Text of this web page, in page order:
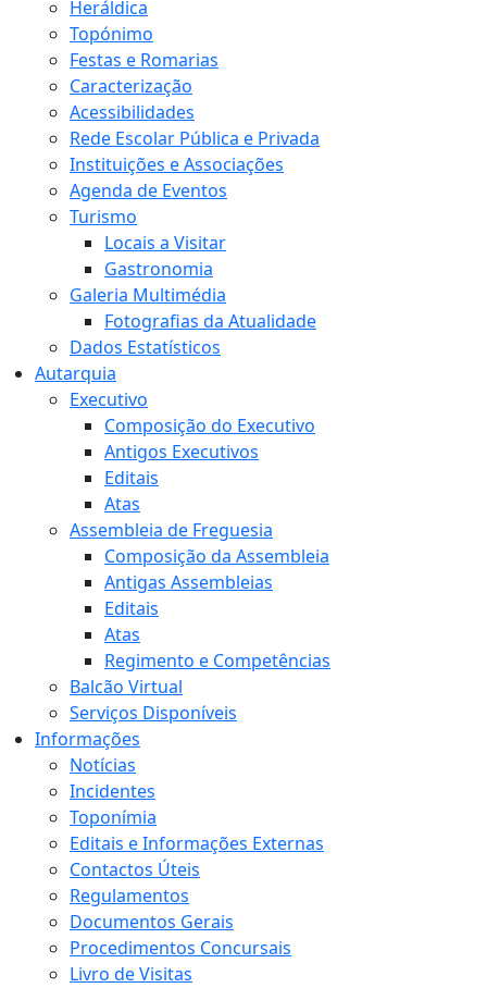
Heráldica
Topónimo
Festas e Romarias
Caracterização
Acessibilidades
Rede Escolar Pública e Privada
Instituições e Associações
Agenda de Eventos
Turismo
Locais a Visitar
Gastronomia
Galeria Multimédia
Fotografias da Atualidade
Dados Estatísticos
Autarquia
Executivo
Composição do Executivo
Antigos Executivos
Editais
Atas
Assembleia de Freguesia
Composição da Assembleia
Antigas Assembleias
Editais
Atas
Regimento e Competências
Balcão Virtual
Serviços Disponíveis
Informações
Notícias
Incidentes
Toponímia
Editais e Informações Externas
Contactos Úteis
Regulamentos
Documentos Gerais
Procedimentos Concursais
Livro de Visitas